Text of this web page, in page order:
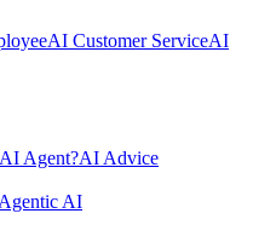
AI Customer ServiceAI
Agent?AI Advice
Agentic AI